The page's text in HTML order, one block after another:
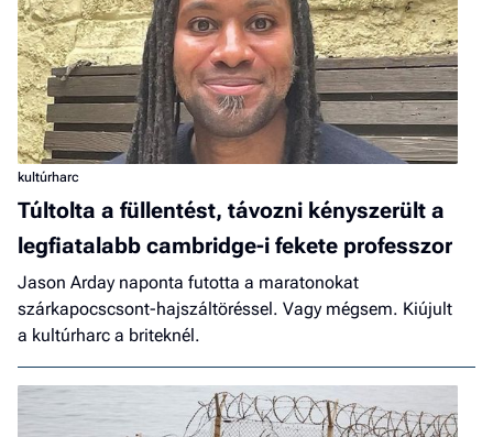
kultúrharc
Túltolta a füllentést, távozni kényszerült a
legfiatalabb cambridge-i fekete professzor
Jason Arday naponta futotta a maratonokat
szárkapocscsont-hajszáltöréssel. Vagy mégsem. Kiújult
a kultúrharc a briteknél.